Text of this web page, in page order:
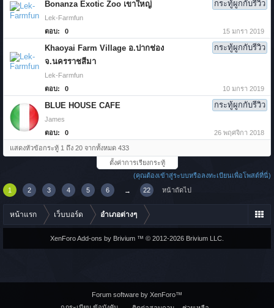
กระทู้ผูกกับรีวิว
Bonanza Exotic Zoo เขาใหญ่
Lek-Farmfun
ตอบ:
0 15 มกรา 2019
กระทู้ผูกกับรีวิว
Khaoyai Farm Village อ.ปากช่อง
จ.นครราชสีมา
Lek-Farmfun
ตอบ:
0 10 มกรา 2019
กระทู้ผูกกับรีวิว
BLUE HOUSE CAFE
James
ตอบ:
0 26 พฤศจิกา 2018
แสดงหัวข้อกระทู้ 1 ถึง 20 จากทั้งหมด 433
ตั้งค่าการเรียงกระทู้
(คุณต้องเข้าสู่ระบบหรือลงทะเบียนเพื่อโพสต์ที่นี่)
1
2 3 4 5 6 → 22 หน้าถัดไป
หน้าแรก เว็บบอร์ด อำเภอต่างๆ
XenForo Add-ons by Brivium ™ © 2012-2026 Brivium LLC.
Forum software by XenForo™